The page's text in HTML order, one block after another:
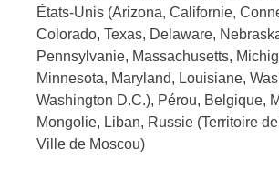
États-Unis (Arizona, Californie,
Colorado, Texas, Delaware,
Pennsylvanie, Massachusetts,
Minnesota, Maryland, Louisiane,
Washington D.C.), Pérou, Belgique,
Mongolie, Liban, Russie (Territoire
Ville de Moscou)